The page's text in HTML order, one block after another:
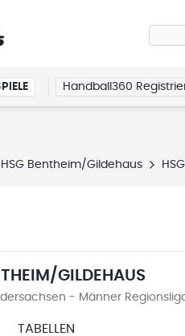
Handball360
HSG Bentheim/Gildehaus
GILDEHAUS
- Männer
TABELLEN